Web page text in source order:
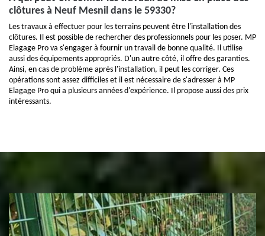
clôtures à Neuf Mesnil dans le 59330?
Les travaux à effectuer pour les terrains peuvent être l'installation des
clôtures. Il est possible de rechercher des professionnels pour les poser. MP
Elagage Pro va s'engager à fournir un travail de bonne qualité. Il utilise
aussi des équipements appropriés. D'un autre côté, il offre des garanties.
Ainsi, en cas de problème après l'installation, il peut les corriger. Ces
opérations sont assez difficiles et il est nécessaire de s'adresser à MP
Elagage Pro qui a plusieurs années d'expérience. Il propose aussi des prix
intéressants.